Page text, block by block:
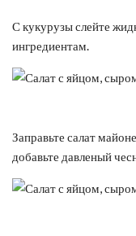
С кукурузы слейте
ингредиентам.
Заправьте салат
добавьте давленый